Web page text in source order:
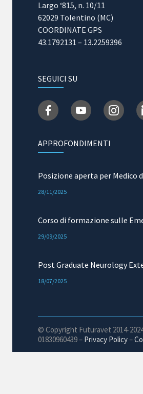
31/03/2025
Largo ‘815, n. 10/11
62029 Tolentino (MC)
COORDINATE GPS
43.1792131 – 13.2259396
SEGUICI SU
APPROFONDIMENTI
28/11/2025
29/09/2025
18/07/2025
04/06/2025
© Copyright Futuravet 2014-2024
01830960439 – Privacy Policy–